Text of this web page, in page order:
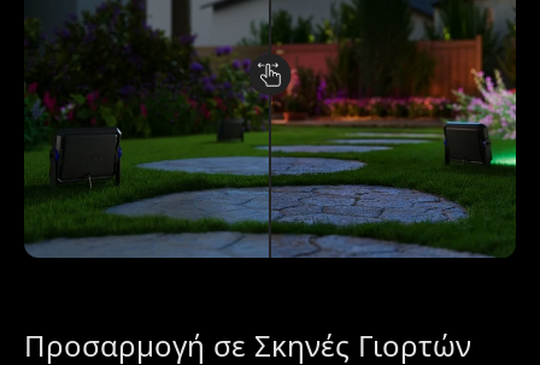
Προσαρμογή σε Σκηνές Γιορτών